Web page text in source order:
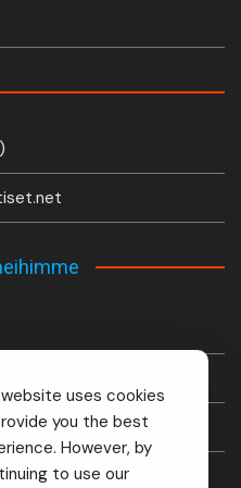
uses cookies
you the best
However, by
to use our